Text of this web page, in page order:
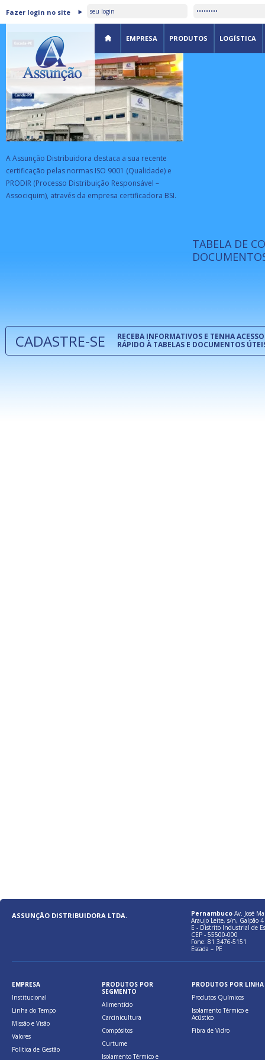
Fazer login no site
EMPRESA PRODUTOS LOGÍSTICA
ASSUNÇÃO DISTRIBUIDORA É
CERTIFICADA PELA BSI
A Assunção Distribuidora destaca a sua recente
certificação pelas normas ISO 9001 (Qualidade) e
PRODIR (Processo Distribuição Responsável –
Associquim), através da empresa certificadora BSI.
ISO 9001:
A
TABELA DE
CADASTRE-SE
RECEBA INFORMATIVOS E TENHA ACESSO
RÁPIDO À TABELAS E DOCUMENTOS
ASSUNÇÃO DISTRIBUIDORA LTDA. Pernambuco Av. José
Araujo Leite, s/n, Galpão 4
E - Distrito Industrial de
CEP - 55500-000
Fone: 81 3476-5151
Escada – PE
EMPRESA
Institucional
Linha do Tempo
Missão e Visão
Valores
Politica de Gestão
PRODUTOS POR
SEGMENTO
Alimentício
Carcinicultura
Compósitos
Curtume
Isolamento Térmico e
PRODUTOS POR LINHA
Produtos Químicos
Isolamento Térmico e
Acústico
Fibra de Vidro